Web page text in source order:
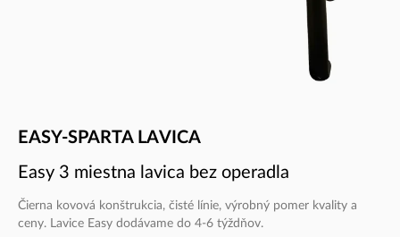
EASY-SPARTA LAVICA
Easy 3 miestna lavica bez operadla
Čierna kovová konštrukcia, čisté línie, výrobný pomer kvality a
ceny. Lavice Easy dodávame do 4-6 týždňov.